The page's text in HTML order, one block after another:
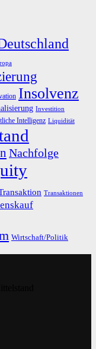
Insolvenz
Investition
Intelligenz Liquidität
Nachfolge
Transaktionen
Wirtschaft/Politik